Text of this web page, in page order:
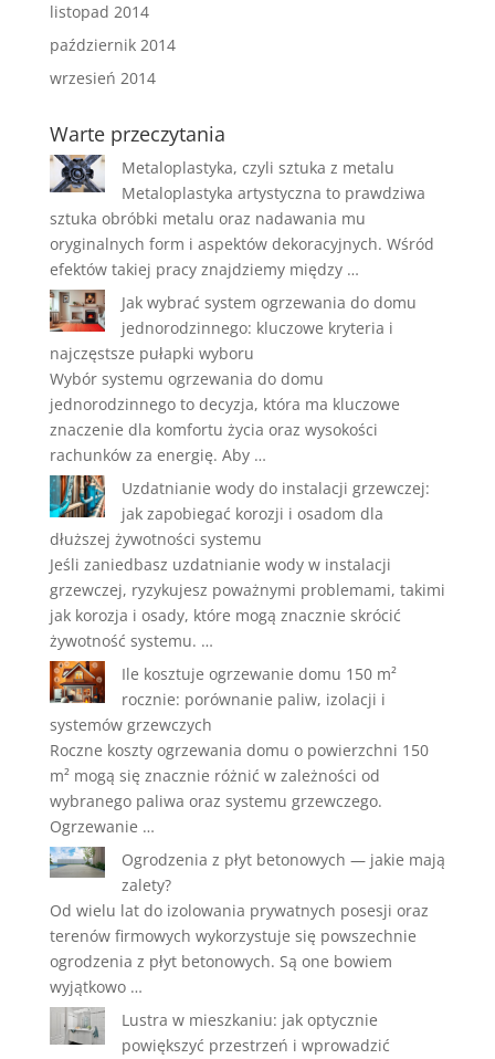
listopad 2014
październik 2014
wrzesień 2014
Warte przeczytania
Metaloplastyka, czyli sztuka z metalu
Metaloplastyka artystyczna to prawdziwa
sztuka obróbki metalu oraz nadawania mu
oryginalnych form i aspektów dekoracyjnych. Wśród
efektów takiej pracy znajdziemy między …
Jak wybrać system ogrzewania do domu
jednorodzinnego: kluczowe kryteria i
najczęstsze pułapki wyboru
Wybór systemu ogrzewania do domu
jednorodzinnego to decyzja, która ma kluczowe
znaczenie dla komfortu życia oraz wysokości
rachunków za energię. Aby …
Uzdatnianie wody do instalacji grzewczej:
jak zapobiegać korozji i osadom dla
dłuższej żywotności systemu
Jeśli zaniedbasz uzdatnianie wody w instalacji
grzewczej, ryzykujesz poważnymi problemami, takimi
jak korozja i osady, które mogą znacznie skrócić
żywotność systemu. …
Ile kosztuje ogrzewanie domu 150 m²
rocznie: porównanie paliw, izolacji i
systemów grzewczych
Roczne koszty ogrzewania domu o powierzchni 150
m² mogą się znacznie różnić w zależności od
wybranego paliwa oraz systemu grzewczego.
Ogrzewanie …
Ogrodzenia z płyt betonowych — jakie mają
zalety?
Od wielu lat do izolowania prywatnych posesji oraz
terenów firmowych wykorzystuje się powszechnie
ogrodzenia z płyt betonowych. Są one bowiem
wyjątkowo …
Lustra w mieszkaniu: jak optycznie
powiększyć przestrzeń i wprowadzić